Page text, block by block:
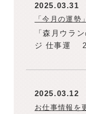
2025.03.31
「今月の運勢
「森月ウラ
ジ 仕事運
2025.03.12
お仕事情報を